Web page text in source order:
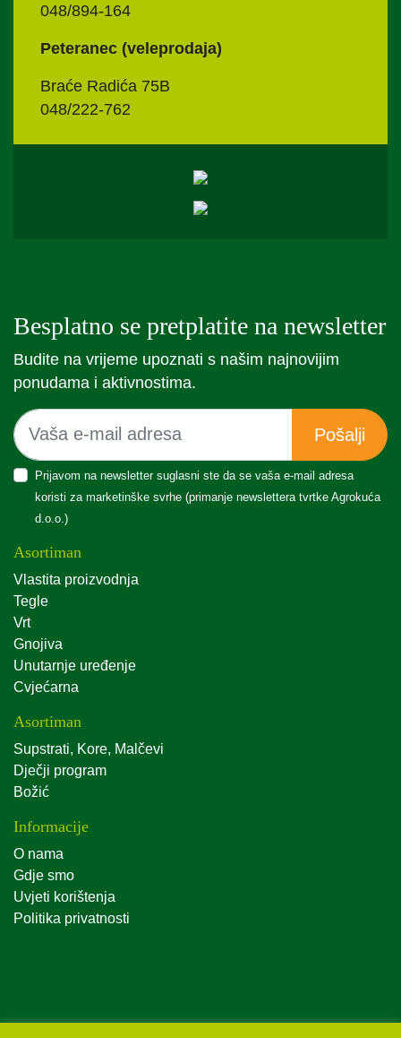
048/894-164
Peteranec (veleprodaja)
Braće Radića 75B
048/222-762
Besplatno se pretplatite na newsletter
Budite na vrijeme upoznati s našim najnovijim
ponudama i aktivnostima.
Pošalji
Prijavom na newsletter suglasni ste da se vaša e-mail adresa
koristi za marketinške svrhe (primanje newslettera tvrtke Agrokuća
d.o.o.)
Asortiman
Vlastita proizvodnja
Tegle
Vrt
Gnojiva
Unutarnje uređenje
Cvjećarna
Asortiman
Supstrati, Kore, Malčevi
Dječji program
Božić
Informacije
O nama
Gdje smo
Uvjeti korištenja
Politika privatnosti